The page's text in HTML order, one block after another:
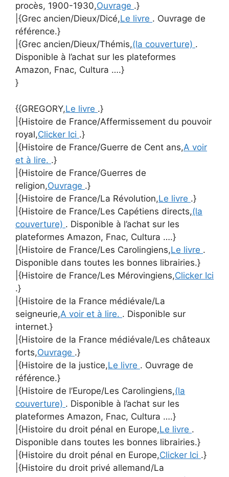
procès, 1900-1930,Ouvrage .}
|{Grec ancien/Dieux/Dicé,Le livre . Ouvrage de
référence.}
|{Grec ancien/Dieux/Thémis,(la couverture) .
Disponible à l’achat sur les plateformes
Amazon, Fnac, Cultura ….}
}
{{GREGORY,Le livre .}
|{Histoire de France/Affermissement du pouvoir
royal,Clicker Ici .}
|{Histoire de France/Guerre de Cent ans,A voir
et à lire. .}
|{Histoire de France/Guerres de
religion,Ouvrage .}
|{Histoire de France/La Révolution,Le livre .}
|{Histoire de France/Les Capétiens directs,(la
couverture) . Disponible à l’achat sur les
plateformes Amazon, Fnac, Cultura ….}
|{Histoire de France/Les Carolingiens,Le livre .
Disponible dans toutes les bonnes librairies.}
|{Histoire de France/Les Mérovingiens,Clicker Ici
.}
|{Histoire de la France médiévale/La
seigneurie,A voir et à lire. . Disponible sur
internet.}
|{Histoire de la France médiévale/Les châteaux
forts,Ouvrage .}
|{Histoire de la justice,Le livre . Ouvrage de
référence.}
|{Histoire de l’Europe/Les Carolingiens,(la
couverture) . Disponible à l’achat sur les
plateformes Amazon, Fnac, Cultura ….}
|{Histoire du droit pénal en Europe,Le livre .
Disponible dans toutes les bonnes librairies.}
|{Histoire du droit pénal en Europe,Clicker Ici .}
|{Histoire du droit privé allemand/La